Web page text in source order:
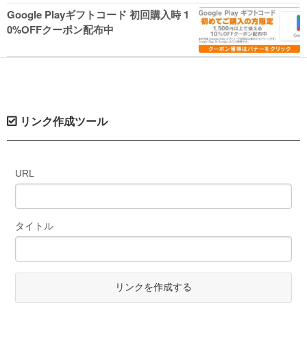
Google Playギフトコード 初回購入時 1
0%OFFクーポン配布中
リンク作成ツール
URL
タイトル
リンクを作成する